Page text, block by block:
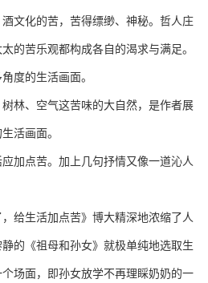
化的苦，苦得缥缈、神秘。哲人庄
的苦乐观都构成各自的渴求与满足。
度的生活画面。
、空气这苦味的大自然，是作者展
活画面。
点苦。加上几句抒情又像一道沁人
生活加点苦》博大精深地浓缩了人
的《祖母和孙女》就极单纯地选取生
场面，即孙女放学不再理睬奶奶的一